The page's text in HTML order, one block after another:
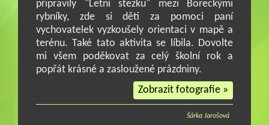
připravily "Letní stezku" mezi Boreckými
rybníky, zde si děti za pomoci paní
vychovatelek vyzkoušely orientaci v mapě a
terénu. Také tato aktivita se líbila. Dovolte
mi všem poděkovat za celý školní rok a
popřát krásné a zasloužené prázdniny.
Zobrazit fotografie »
Šárka Jarošová